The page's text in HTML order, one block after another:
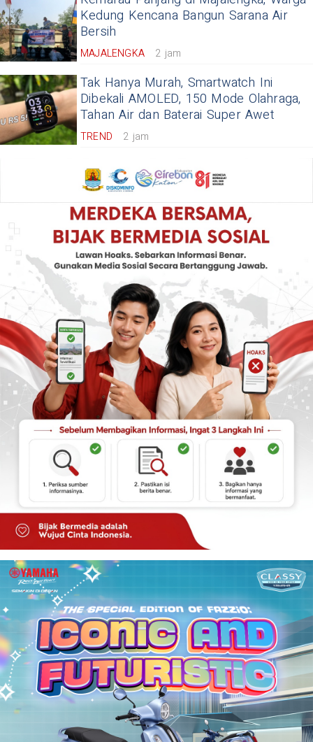
Kedung Kencana Bangun Sarana Air
Bersih
MAJALENGKA 2 jam
Tak Hanya Murah, Smartwatch Ini
Dibekali AMOLED, 150 Mode Olahraga,
Tahan Air dan Baterai Super Awet
TREND 2 jam